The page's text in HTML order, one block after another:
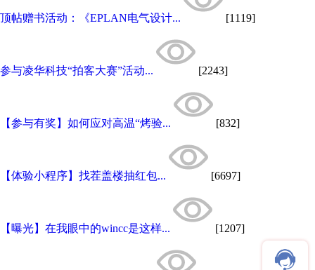
顶帖赠书活动：《EPLAN电气设计... [1119]
参与凌华科技“拍客大赛”活动... [2243]
【参与有奖】如何应对高温“烤验... [832]
【体验小程序】找茬盖楼抽红包... [6697]
【曝光】在我眼中的wincc是这样... [1207]